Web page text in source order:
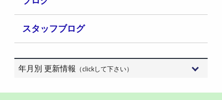
スタッフブログ
年月別 更新情報 （clickして下さい）
2026年8月 (3)